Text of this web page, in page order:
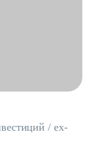
/ ex-